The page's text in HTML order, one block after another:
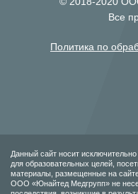
Все
Политика по
Данный сайт носит
для образовательных целей,
материалы, размещенные на
ООО «Юнайтед Медгрупп» не